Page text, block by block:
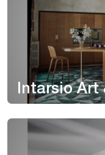
Intarsio Art